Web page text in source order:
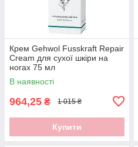
Крем Gehwol Fusskraft Repair
Cream для сухої шкіри на
ногах 75 мл
В наявності
964,25 ₴ 1 015 ₴
Купити